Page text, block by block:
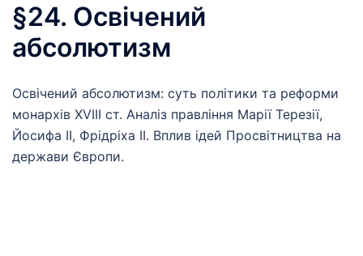
§24. Освічений
абсолютизм
Освічений абсолютизм: суть політики та реформи
монархів XVIII ст. Аналіз правління Марії Терезії,
Йосифа II, Фрідріха II. Вплив ідей Просвітництва на
держави Європи.